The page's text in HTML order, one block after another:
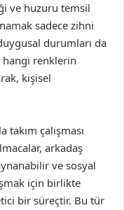
ve huzuru temsil
sadece zihni
durumları da
hangi renklerin
kişisel
takım çalışması
arkadaş
ve sosyal
için birlikte
bir süreçtir. Bu tür